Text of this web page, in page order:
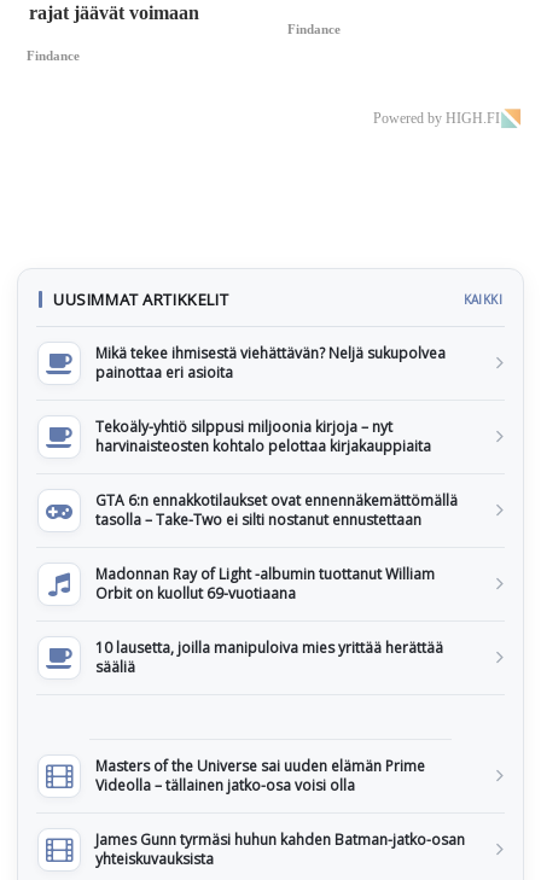
rajat jäävät voimaan
Findance
Findance
Powered by HIGH.FI
UUSIMMAT ARTIKKELIT KAIKKI
Mikä tekee ihmisestä viehättävän? Neljä sukupolvea
painottaa eri asioita
Tekoäly-yhtiö silppusi miljoonia kirjoja – nyt
harvinaisteosten kohtalo pelottaa kirjakauppiaita
GTA 6:n ennakkotilaukset ovat ennennäkemättömällä
tasolla – Take-Two ei silti nostanut ennustettaan
Madonnan Ray of Light -albumin tuottanut William
Orbit on kuollut 69-vuotiaana
10 lausetta, joilla manipuloiva mies yrittää herättää
sääliä
Masters of the Universe sai uuden elämän Prime
Videolla – tällainen jatko-osa voisi olla
James Gunn tyrmäsi huhun kahden Batman-jatko-osan
yhteiskuvauksista